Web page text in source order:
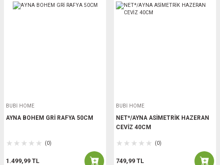
BUBİ HOME
AYNA BOHEM GRİ RAFYA 50CM
(0)
1.499,99 TL
BUBİ HOME
NET*/AYNA ASİMETRİK HAZERAN
CEVİZ 40CM
(0)
749,99 TL